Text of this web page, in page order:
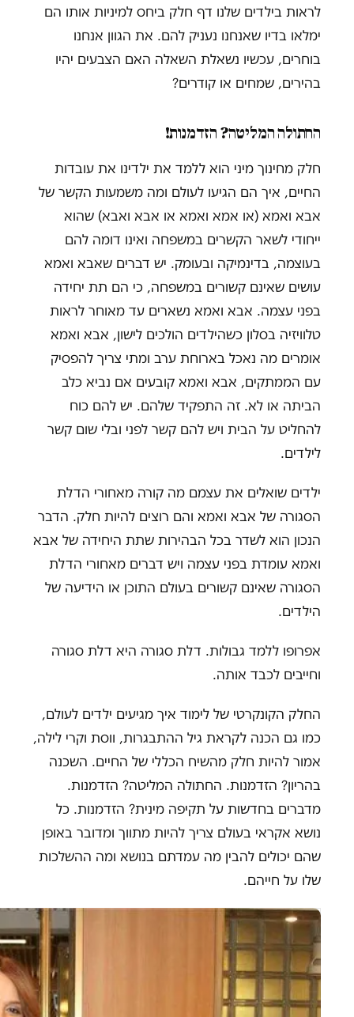
לראות בילדים שלנו דף חלק ביחס למיניות אותו הם
ימלאו בדיו שאנחנו נעניק להם. את הגוון אנחנו
בוחרים, עכשיו נשאלת השאלה האם הצבעים יהיו
בהירים, שמחים או קודרים?
החתולה המליטה? הזדמנות!
חלק מחינוך מיני הוא ללמד את ילדינו את עובדות
החיים, איך הם הגיעו לעולם ומה משמעות הקשר של
אבא ואמא (או אמא ואמא או אבא ואבא) שהוא
ייחודי לשאר הקשרים במשפחה ואינו דומה להם
בעוצמה, בדינמיקה ובעומק. יש דברים שאבא ואמא
עושים שאינם קשורים במשפחה, כי הם תת יחידה
בפני עצמה. אבא ואמא נשארים עד מאוחר לראות
טלוויזיה בסלון כשהילדים הולכים לישון, אבא ואמא
אומרים מה נאכל בארוחת ערב ומתי צריך להפסיק
עם הממתקים, אבא ואמא קובעים אם נביא כלב
הביתה או לא. זה התפקיד שלהם. יש להם כוח
להחליט על הבית ויש להם קשר לפני ובלי שום קשר
לילדים.
ילדים שואלים את עצמם מה קורה מאחורי הדלת
הסגורה של אבא ואמא והם רוצים להיות חלק. הדבר
הנכון הוא לשדר בכל הבהירות שתת היחידה של אבא
ואמא עומדת בפני עצמה ויש דברים מאחורי הדלת
הסגורה שאינם קשורים בעולם התוכן או הידיעה של
הילדים.
אפרופו ללמד גבולות. דלת סגורה היא דלת סגורה
וחייבים לכבד אותה.
החלק הקונקרטי של לימוד איך מגיעים ילדים לעולם,
כמו גם הכנה לקראת גיל ההתבגרות, ווסת וקרי לילה,
אמור להיות חלק מהשיח הכללי של החיים. השכנה
בהריון? הזדמנות. החתולה המליטה? הזדמנות.
מדברים בחדשות על תקיפה מינית? הזדמנות. כל
נושא אקראי בעולם צריך להיות מתווך ומדובר באופן
שהם יכולים להבין מה עמדתם בנושא ומה ההשלכות
שלו על חייהם.